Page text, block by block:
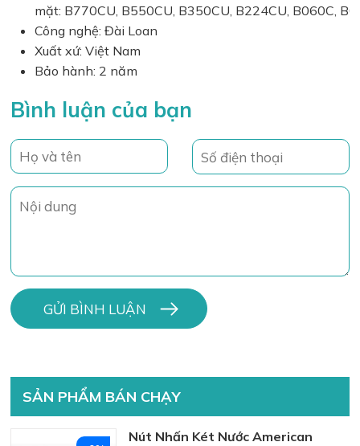
mặt: B770CU, B550CU, B350CU, B224CU, B060C,
Công nghệ: Đài Loan
Xuất xứ: Việt Nam
Bảo hành: 2 năm
Bình luận của bạn
SẢN PHẨM BÁN CHẠY
Nút Nhấn Két Nước American